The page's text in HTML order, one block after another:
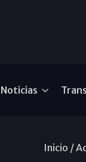
Noticias
Inicio /